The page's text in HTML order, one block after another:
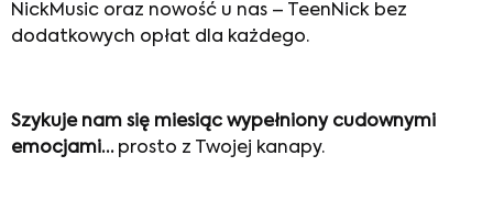
NickMusic oraz nowość u nas – TeenNick bez
dodatkowych opłat dla każdego.
Szykuje nam się miesiąc wypełniony cudownymi
emocjami…prosto z Twojej kanapy.